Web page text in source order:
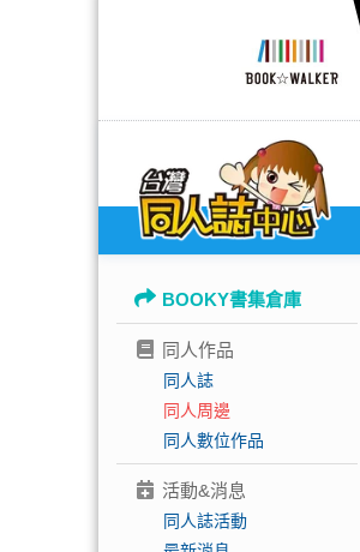
BOOKY書集倉庫
同人作品
同人誌
同人周邊
同人數位作品
活動&消息
同人誌活動